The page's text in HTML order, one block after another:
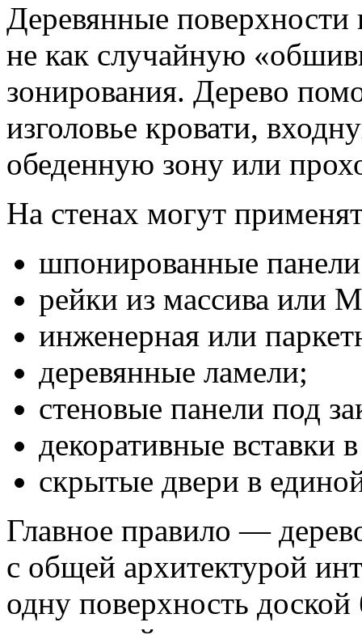
Деревянные поверхности
не как случайную
зонирования. Дерево
изголовье кровати,
обеденную зону или
На стенах могут
шпонированные
рейки из массива
инженерная или
деревянные ламели;
стеновые панели под
декоративные вставки
скрытые двери в
Главное правило —
с общей архитектурой
одну поверхность доской